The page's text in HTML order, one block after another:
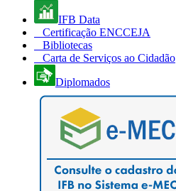
IFB Data
Certificação ENCCEJA
Bibliotecas
Carta de Serviços ao Cidadão
Diplomados